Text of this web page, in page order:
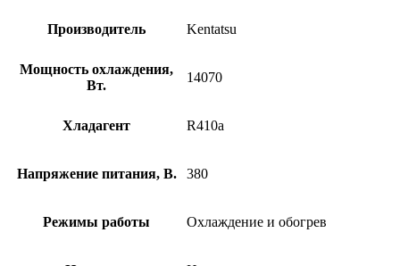
Производитель Kentatsu
Мощность охлаждения,
Вт.
14070
Хладагент R410a
Напряжение питания, В. 380
Режимы работы Охлаждение и обогрев